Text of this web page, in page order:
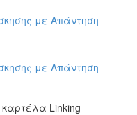
με Απάντηση
με Απάντηση
Linking